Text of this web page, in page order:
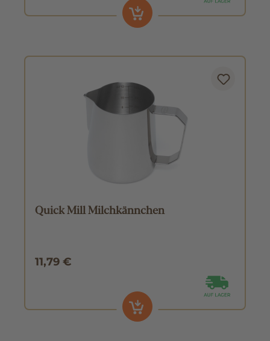
Quick Mill Milchkännchen
11,79 €